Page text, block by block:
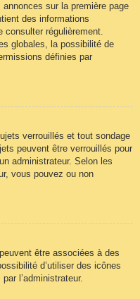
sur la première page
des informations
consulter régulièrement.
globales, la possibilité de
définies par
verrouillés et tout sondage
peuvent être verrouillés pour
administrateur. Selon les
vous pouvez ou non
être associées à des
d’utiliser des icônes
l’administrateur.